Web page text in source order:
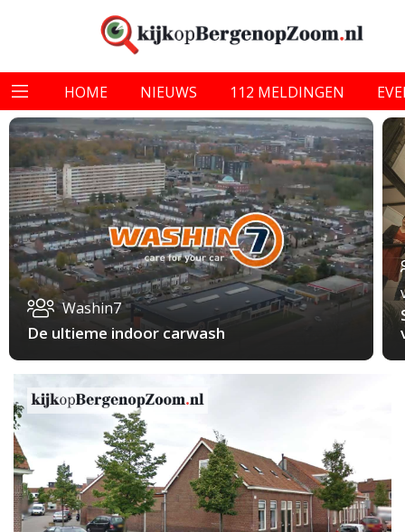
HOME NIEUWS 112 MELDINGEN
Washin7
De ultieme indoor carwash